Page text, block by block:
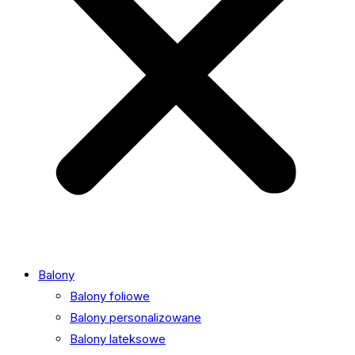
Balony
Balony foliowe
Balony personalizowane
Balony lateksowe